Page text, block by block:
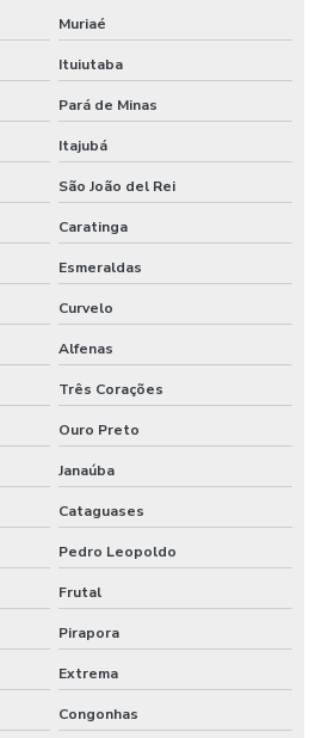
Muriaé
Ituiutaba
Pará de Minas
Itajubá
São João del Rei
Caratinga
Esmeraldas
Curvelo
Alfenas
Três Corações
Ouro Preto
Janaúba
Cataguases
Pedro Leopoldo
Frutal
Pirapora
Extrema
Congonhas